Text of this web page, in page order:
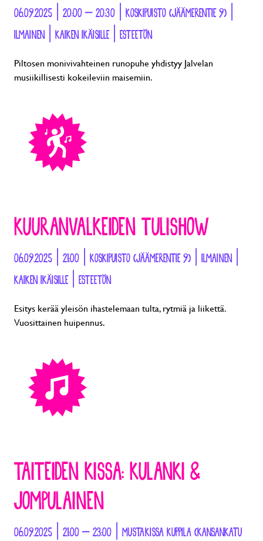
06.09.2025 | 20:00 – 20:30 | KOSKIPUISTO (JÄÄMERENTIE 9) |
ILMAINEN | KAIKEN IKÄISILLE | ESTEETÖN
Piltosen monivivahteinen runopuhe yhdistyy Jalvelan
musiikillisesti kokeileviin maisemiin.
KUURANVALKEIDEN TULISHOW
06.09.2025 | 21:00 | KOSKIPUISTO (JÄÄMERENTIE 9) | ILMAINEN |
KAIKEN IKÄISILLE | ESTEETÖN
Esitys kerää yleisön ihastelemaan tulta, rytmiä ja liikettä.
Vuosittainen huipennus.
TAITEIDEN KISSA: KULANKI &
JOMPULAINEN
06.09.2025 | 21:00 – 23:00 | MUSTAKISSA KUPPILA (KANSANKATU